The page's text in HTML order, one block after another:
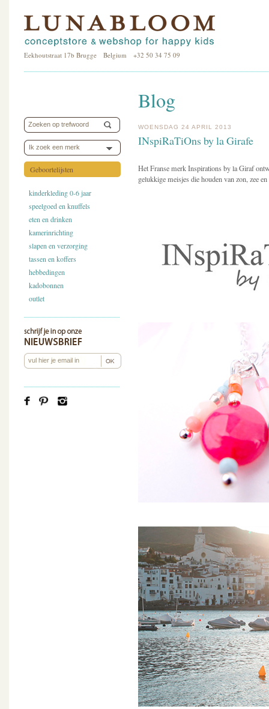
Eekhoutstraat 17b Brugge Belgium +32 50 34 75 09
Ik zoek een merk
Geboortelijsten
kinderkleding 0-6 jaar
speelgoed en knuffels
eten en drinken
kamerinrichting
slapen en verzorging
tassen en koffers
hebbedingen
kadobonnen
outlet
Blog
WOENSDAG 24 APRIL 2013
INspiRaTiOns by la Girafe
Het Franse merk Inspirations by la Giraf
gelukkige meisjes die houden van zon, zee